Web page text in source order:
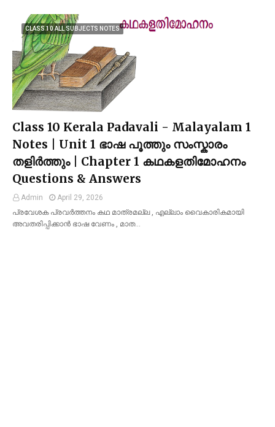
CLASS 10 ALL SUBJECTS NOTES
Class 10 Kerala Padavali - Malayalam 1
Notes | Unit 1 ഭാഷ പൂത്തും സംസ്കാരം
തളിർത്തും | Chapter 1 കഥകളതിമോഹനം
Questions & Answers
Admin
April 29, 2026
പ്രവേശക പ്രവർത്തനം കഥ മാത്രമല്ല , എല്ലാം വൈകാരികമായി
അവതരിപ്പിക്കാൻ ഭാഷ വേണം , മാത…